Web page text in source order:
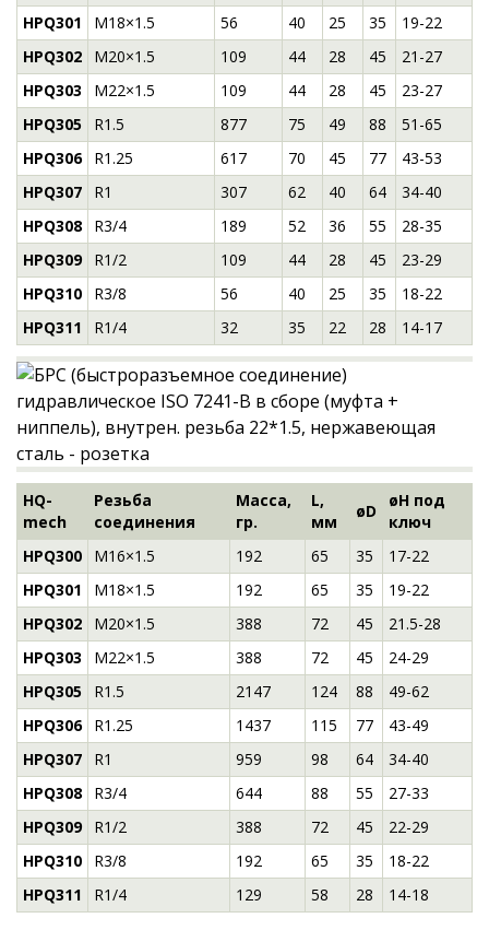
HPQ301
M18×1.5 56 40 25 35
19-22
HPQ302
M20×1.5 109 44 28 45
21-27
HPQ303
M22×1.5 109 44 28 45
23-27
HPQ305
R1.5 877 75 49 88
51-65
HPQ306
R1.25 617 70 45 77
43-53
HPQ307
R1 307 62 40 64
34-40
HPQ308
R3/4 189 52 36 55
28-35
HPQ309
R1/2 109 44 28 45
23-29
HPQ310
R3/8 56 40 25 35
18-22
HPQ311
R1/4 32 35 22 28 14-17
HQ-
mech
Резьба
соединения
Масса,
гр.
L,
мм
øD
øH под
ключ
HPQ300
M16×1.5 192 65 35
17-22
HPQ301
M18×1.5 192 65 35
19-22
HPQ302
M20×1.5 388 72 45
21.5-28
HPQ303
M22×1.5 388 72 45
24-29
HPQ305
R1.5 2147 124 88
49-62
HPQ306
R1.25 1437 115 77
43-49
HPQ307
R1 959 98 64
34-40
HPQ308
R3/4 644 88 55
27-33
HPQ309
R1/2 388 72 45
22-29
HPQ310
R3/8 192 65 35
18-22
HPQ311
R1/4 129 58 28 14-18